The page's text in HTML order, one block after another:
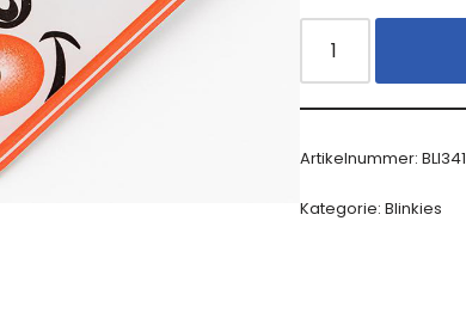
Artikelnummer:BLI341
Kategorie:Blinkies